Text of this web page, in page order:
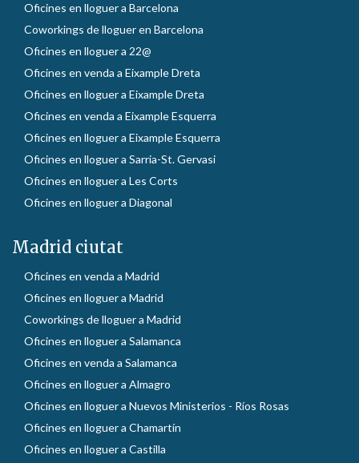
Oficines en lloguer a Barcelona
Coworkings de lloguer en Barcelona
Oficines en lloguer a 22@
Oficines en venda a Eixample Dreta
Oficines en lloguer a Eixample Dreta
Oficines en venda a Eixample Esquerra
Oficines en lloguer a Eixample Esquerra
Oficines en lloguer a Sarria-St. Gervasi
Oficines en lloguer a Les Corts
Oficines en lloguer a Diagonal
Madrid ciutat
Oficines en venda a Madrid
Oficines en lloguer a Madrid
Coworkings de lloguer a Madrid
Oficines en lloguer a Salamanca
Oficines en venda a Salamanca
Oficines en lloguer a Almagro
Oficines en lloguer a Nuevos Ministerios - Ríos Rosas
Oficines en lloguer a Chamartín
Oficines en lloguer a Castilla